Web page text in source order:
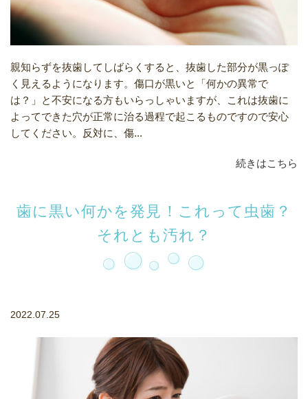
親知らずを抜歯してしばらくすると、抜歯した部分が黒っぽ
く見えるようになります。傷口が黒いと「何かの異常で
は？」と不安になる方もいらっしゃいますが、これは抜歯に
よってできた穴が正常に治る過程で起こるものですので安心
してください。反対に、傷...
続きはこちら
歯に黒い何かを発見！これって虫歯？
それとも汚れ？
2022.07.25